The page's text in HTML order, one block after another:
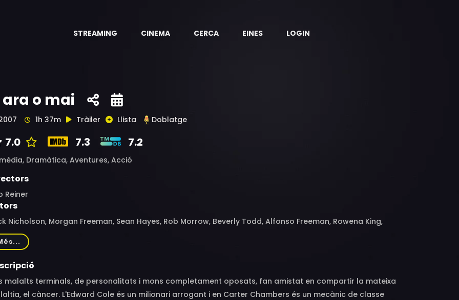
STREAMING CINEMA CERCA EINES LOGIN
ara o mai
1h 37m Tràiler Llista Doblatge
7.0 7.3 7.2
Dramàtica, Aventures, Acció
Reiner
Nicholson, Morgan Freeman, Sean Hayes, Rob Morrow, Beverly Todd, Alfonso Freeman, Rowena King,
Berry, Verda Bridges, Destiny Brownridge, Brian Copeland, Christopher Stapleton, Ian Anthony Dale,
McGonagle, Dawn Lewis, Annton Berry Jr., Jennifer Defrancisco, Angela Gardner, Noel Gugliemi,
Hernandez, Karen Maruyama, Amber Mead, Serena Reeder, Taylor Ann Thompson, Alex Trebek
malalts terminals, de personalitats i mons completament oposats, fan amistat en compartir la mateixa
el càncer. L'Edward Cole és un milionari arrogant i en Carter Chambers és un mecànic de classe